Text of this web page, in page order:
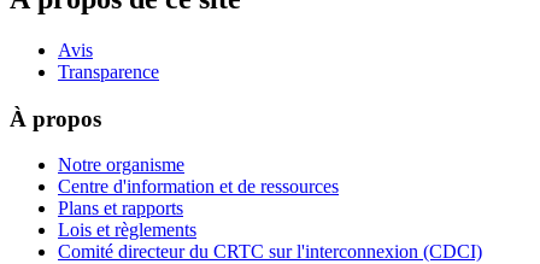
Avis
Transparence
À propos
Notre organisme
Centre d'information et de ressources
Plans et rapports
Lois et règlements
Comité directeur du CRTC sur l'interconnexion (CDCI)